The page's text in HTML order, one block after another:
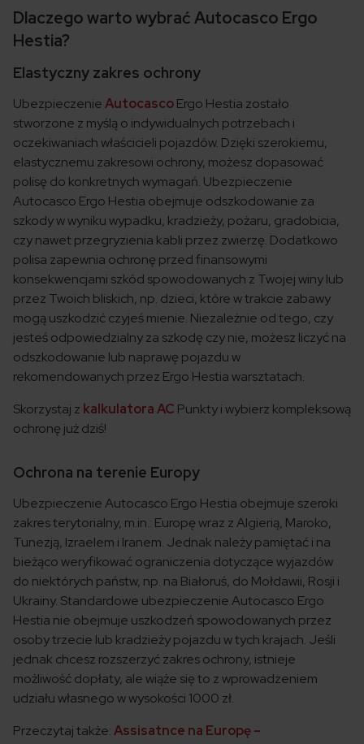
Dlaczego warto wybrać Autocasco Ergo
Hestia?
Elastyczny zakres ochrony
UbezpieczenieAutocascoErgo Hestia zostało
stworzone z myślą o indywidualnych potrzebach i
oczekiwaniach właścicieli pojazdów. Dzięki szerokiemu,
elastycznemu zakresowi ochrony, możesz dopasować
polisę do konkretnych wymagań. Ubezpieczenie
Autocasco Ergo Hestia obejmuje odszkodowanie za
szkody w wyniku wypadku, kradzieży, pożaru, gradobicia,
czy nawet przegryzienia kabli przez zwierzę. Dodatkowo
polisa zapewnia ochronę przed finansowymi
konsekwencjami szkód spowodowanych z Twojej winy lub
przez Twoich bliskich, np. dzieci, które w trakcie zabawy
mogą uszkodzić czyjeś mienie. Niezależnie od tego, czy
jesteś odpowiedzialny za szkodę czy nie, możesz liczyć na
odszkodowanie lub naprawę pojazdu w
rekomendowanych przez Ergo Hestia warsztatach.
Skorzystaj z kalkulatora AC Punkty i wybierz kompleksową
ochronę już dziś!
Ochrona na terenie Europy
Ubezpieczenie Autocasco Ergo Hestia obejmuje szeroki
zakres terytorialny, m.in.: Europę wraz z Algierią, Maroko,
Tunezją, Izraelem i Iranem. Jednak należy pamiętać i na
bieżąco weryfikować ograniczenia dotyczące wyjazdów
do niektórych państw, np. na Białoruś, do Mołdawii, Rosji i
Ukrainy. Standardowe ubezpieczenie Autocasco Ergo
Hestia nie obejmuje uszkodzeń spowodowanych przez
osoby trzecie lub kradzieży pojazdu w tych krajach. Jeśli
jednak chcesz rozszerzyć zakres ochrony, istnieje
możliwość dopłaty, ale wiąże się to z wprowadzeniem
udziału własnego w wysokości 1000 zł.
Przeczytaj także:Assisatnce na Europę –